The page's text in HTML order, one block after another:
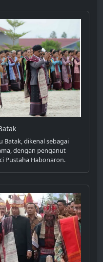
Batak, dikenal sebagai
dengan penganut
Pustaha Habonaron.